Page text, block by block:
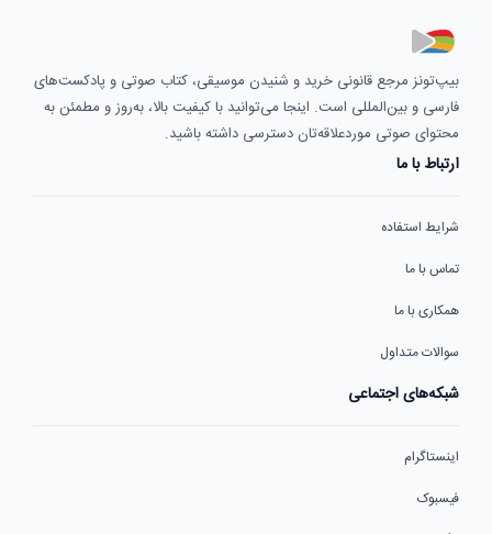
بیپ‌تونز مرجع قانونی خرید و شنیدن موسیقی، کتاب صوتی و پادکست‌های
فارسی و بین‌المللی است. اینجا می‌توانید با کیفیت بالا، به‌روز و مطمئن به
محتوای صوتی موردعلاقه‌تان دسترسی داشته باشید.
ارتباط با ما
شرایط استفاده
تماس با ما
همکاری با ما
سوالات متداول
شبکه‌های اجتماعی
اینستاگرام
فیسبوک